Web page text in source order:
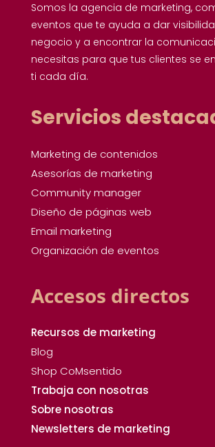
Somos la agencia de marketing,
eventos que te ayuda a dar
negocio y a encontrar la
necesitas para que tus clientes se
ti cada día.
Servicios
Marketing de contenidos
Asesorías de marketing
Community manager
Diseño de páginas web
Email marketing
Organización de eventos
Accesos directos
Recursos de marketing
Blog
Shop CoMsentido
Trabaja con nosotras
Sobre nosotras
Newsletters de marketing